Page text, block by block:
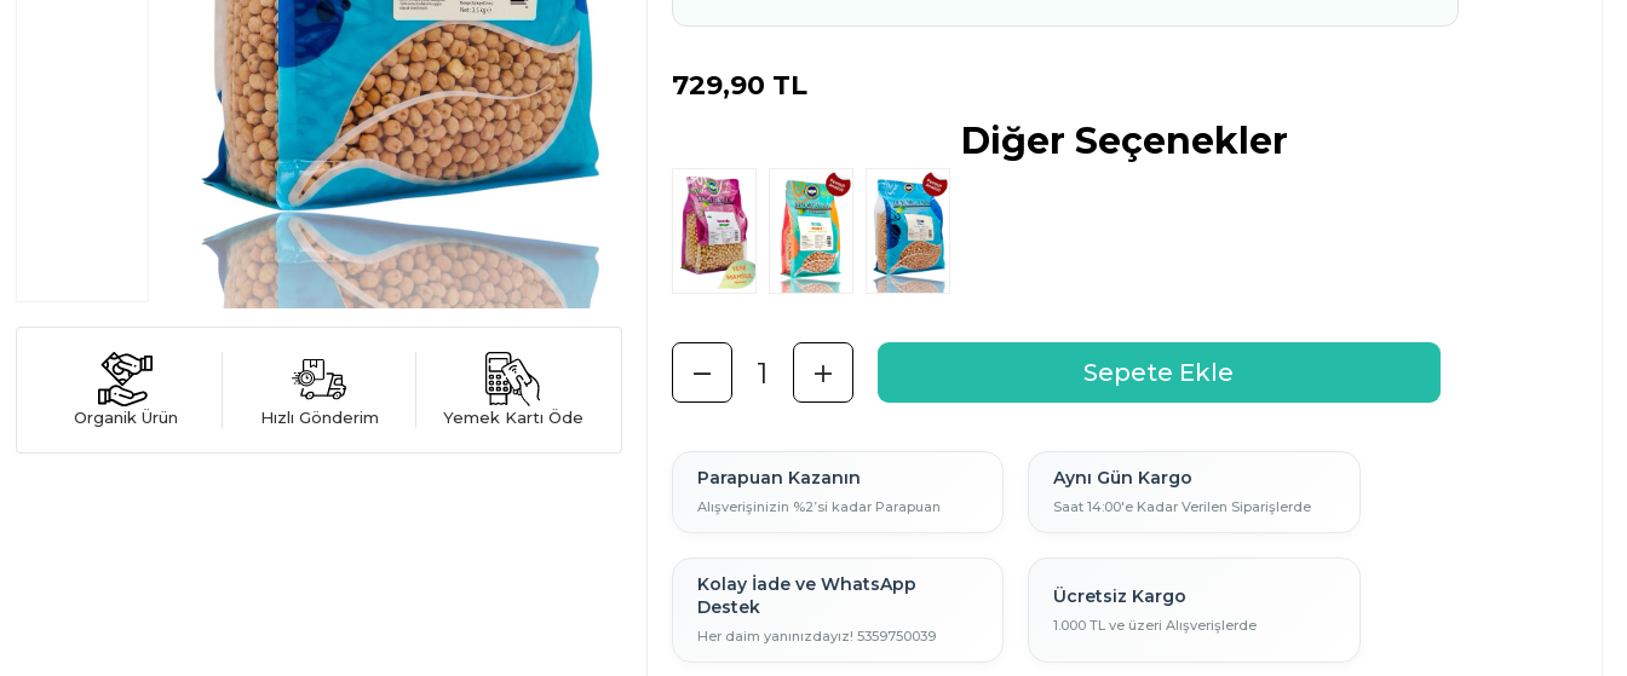
Organik Ürün Hızlı Gönderim Yemek Kartı Öde
729,90 TL
Diğer Seçenekler
Parapuan Kazanın
Alışverişinizin %2’si kadar Parapuan
Aynı Gün Kargo
Saat 14:00'e Kadar Verilen Siparişlerde
Kolay İade ve WhatsApp
Destek
Her daim yanınızdayız! 5359750039
Ücretsiz Kargo
1.000 TL ve üzeri Alışverişlerde